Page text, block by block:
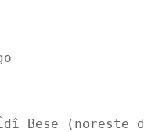
Bese (noreste